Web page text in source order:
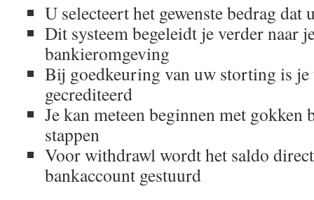
U selecteert het gewenste bedrag dat
Dit systeem begeleidt je verder naar
bankieromgeving
Bij goedkeuring van uw storting is je
gecrediteerd
Je kan meteen beginnen met gokken
stappen
Voor withdrawl wordt het saldo
bankaccount gestuurd